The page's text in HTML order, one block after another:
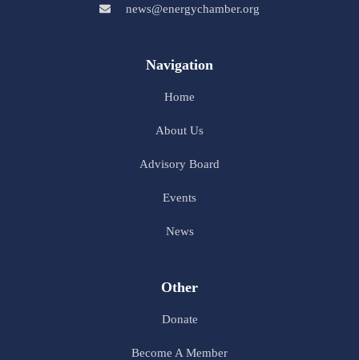
news@energychamber.org
Navigation
Home
About Us
Advisory Board
Events
News
Other
Donate
Become A Member